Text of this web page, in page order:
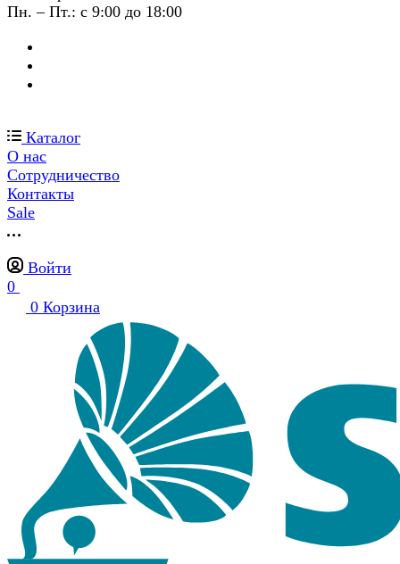
Пн. – Пт.: с 9:00 до 18:00
Каталог
О нас
Сотрудничество
Контакты
Sale
Войти
0
0 Корзина